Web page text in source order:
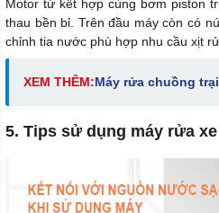
Motor từ kết hợp cùng bơm piston
thau bền bỉ. Trên đầu máy còn có
chỉnh tia nước phù hợp nhu cầu xịt
XEM THÊM:Máy rửa chuồng
5. Tips sử dụng máy rửa